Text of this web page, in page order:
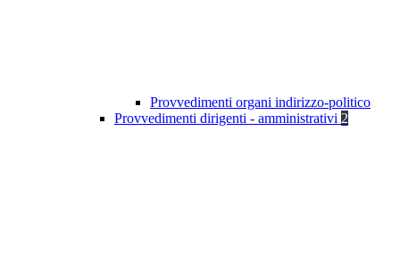
Provvedimenti organi indirizzo-politico
Provvedimenti dirigenti - amministrativi 2